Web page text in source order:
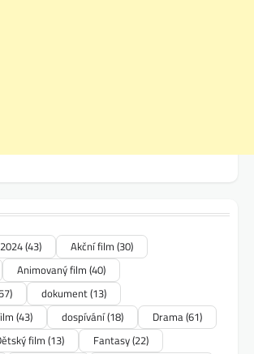
2024(43) Akční film (30)
Animovaný film (40)
dokument(13)
(43) dospívání(18) Drama(61)
film(13) Fantasy(22)